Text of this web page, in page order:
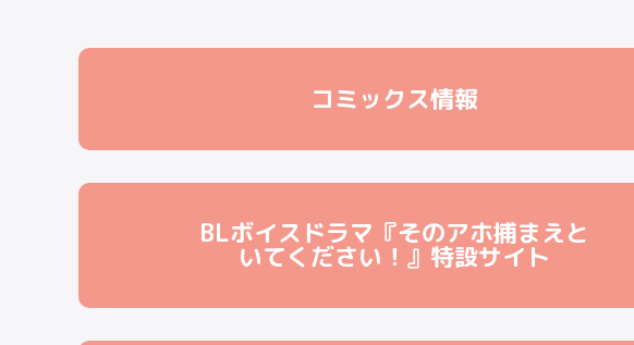
コミックス情報
BLボイスドラマ『そのアホ捕まえと
いてください！』特設サイト